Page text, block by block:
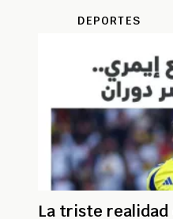
DEPORTES
La triste realidad